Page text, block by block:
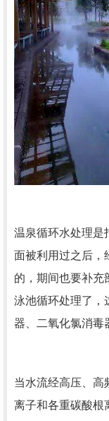
温泉循环水处理是
面被利用过之后，
的，期间也要补充
泳池循环处理了，
器、二氧化氯消毒
当水流经高压、高
离子和各重碳酸根